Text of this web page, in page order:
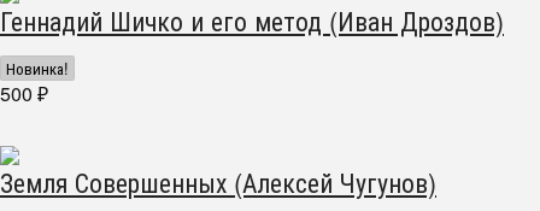
Геннадий Шичко и его метод (Иван Дроздов)
Новинка!
500 ₽
Земля Совершенных (Алексей Чугунов)